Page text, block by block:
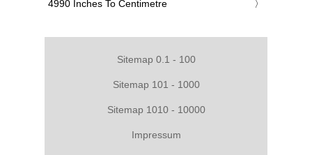
‎4990 Inches To Centimetre
Sitemap 0.1 - 100
Sitemap 101 - 1000
Sitemap 1010 - 10000
Impressum